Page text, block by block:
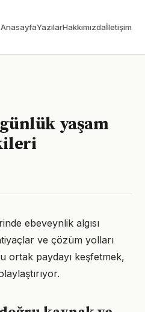
AnasayfaYazılarHakkımızdaİletişim
yaşam
ebeveynlik algısı
ve çözüm yolları
ortak paydayı keşfetmek,